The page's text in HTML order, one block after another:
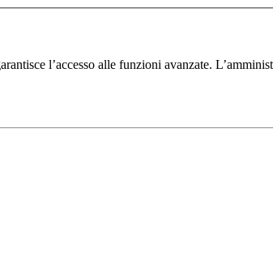
l’accesso alle funzioni avanzate.